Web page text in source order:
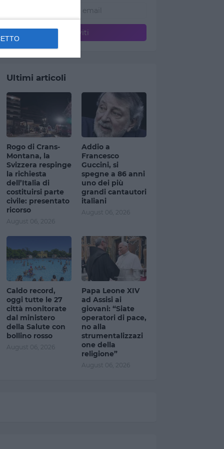
Ultimi articoli
Rogo di Crans-
Montana, la
Svizzera respinge
la richiesta
dell’Italia di
costituirsi parte
civile: presentato
ricorso
August 06, 2026
Addio a
Francesco
Guccini, si
spegne a 86 anni
uno dei più
grandi cantautori
italiani
August 06, 2026
Caldo record,
oggi tutte le 27
città monitorate
dal ministero
della Salute con
bollino rosso
August 06, 2026
Papa Leone XIV
ad Assisi ai
giovani: “Siate
operatori di pace,
no alla
strumentalizzazi
one della
religione”
August 06, 2026